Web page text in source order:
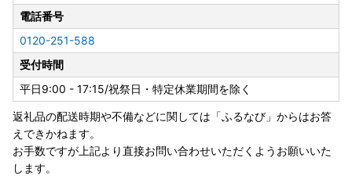
電話番号
0120-251-588
受付時間
平日9:00 - 17:15/祝祭日・特定休業期間を除く
返礼品の配送時期や不備などに関しては「ふるなび」からはお答
えできかねます。
お手数ですが上記より直接お問い合わせいただくようお願いいた
します。